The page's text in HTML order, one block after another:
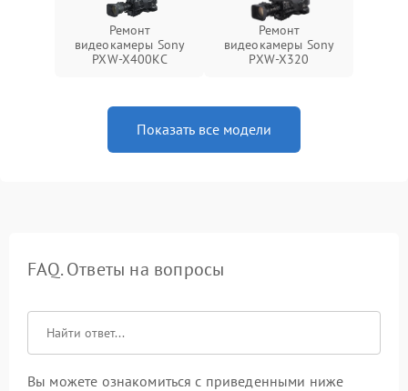
Ремонт
видеокамеры Sony
PXW-X400KC
Ремонт
видеокамеры Sony
PXW-X320
Показать все модели
FAQ. Ответы на вопросы
Вы можете ознакомиться с приведенными ниже